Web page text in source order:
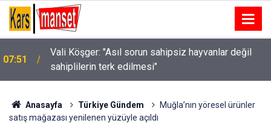
07:51
Vali Köşger: "Asıl sorun sahipsiz hayvanlar değil
sahiplilerin terk edilmesi"
Anasayfa Türkiye Gündem
Muğla’nın yöresel ürünler
satış mağazası yenilenen yüzüyle açıldı